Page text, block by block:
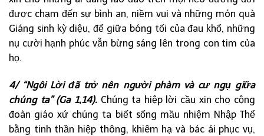
được chạm đến sự bình an, niềm vui và những món quà
Giáng sinh kỳ diệu, để giữa bóng tối của đau khổ, những
nụ cười hạnh phúc vẫn bừng sáng lên trong con tim của
họ.
4/ “Ngôi Lời đã trở nên người phàm và cư ngụ giữa
chúng ta” (Ga 1,14).Chúng ta hiệp lời cầu xin cho cộng
đoàn giáo xứ chúng ta biết sống mầu nhiệm Nhập Thể
bằng tinh thần hiệp thông, khiêm hạ và bác ái phục vụ,